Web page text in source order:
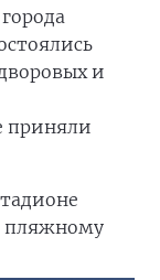
и
приняли
пляжному